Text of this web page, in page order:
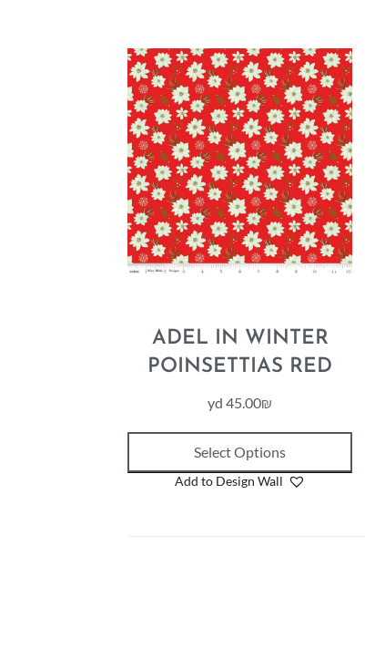
ADEL IN WINTER
POINSETTIAS RED
45.00₪
yd
Select Options
Add to Design Wall